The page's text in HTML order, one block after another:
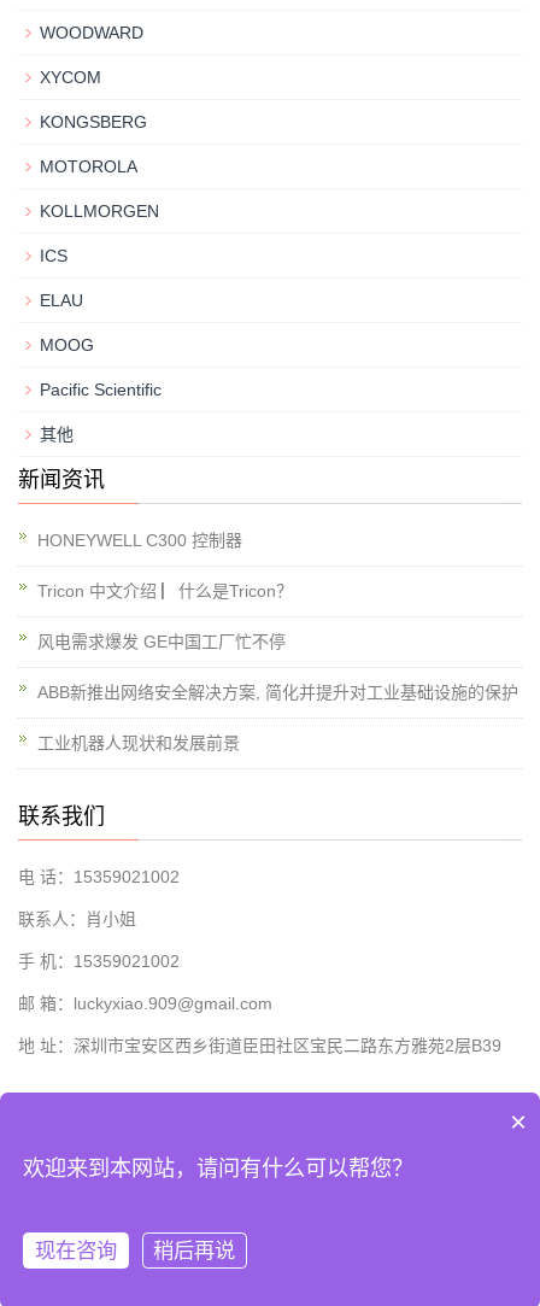
WOODWARD
XYCOM
KONGSBERG
MOTOROLA
KOLLMORGEN
ICS
ELAU
MOOG
Pacific Scientific
其他
新闻资讯
HONEYWELL C300 控制器
Tricon 中文介绍 ▏什么是Tricon？
风电需求爆发 GE中国工厂忙不停
ABB新推出网络安全解决方案, 简化并提升对工业基础设施的保护
工业机器人现状和发展前景
联系我们
电 话：15359021002
联系人：肖小姐
手 机：15359021002
邮 箱：luckyxiao.909@gmail.com
地 址：深圳市宝安区西乡街道臣田社区宝民二路东方雅苑2层B39
Copyright © 2022-2023 深圳长欣自动化设备有限公司 版权所有
×
欢迎来到本网站，请问有什么可以帮您？
现在咨询 稍后再说